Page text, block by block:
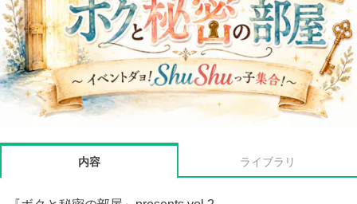
内容 ライブラリ